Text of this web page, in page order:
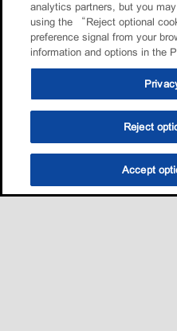
选油
analytics partners, but you
using the “Reject optional
preference signal from your
information and options in the
Reject
Accept